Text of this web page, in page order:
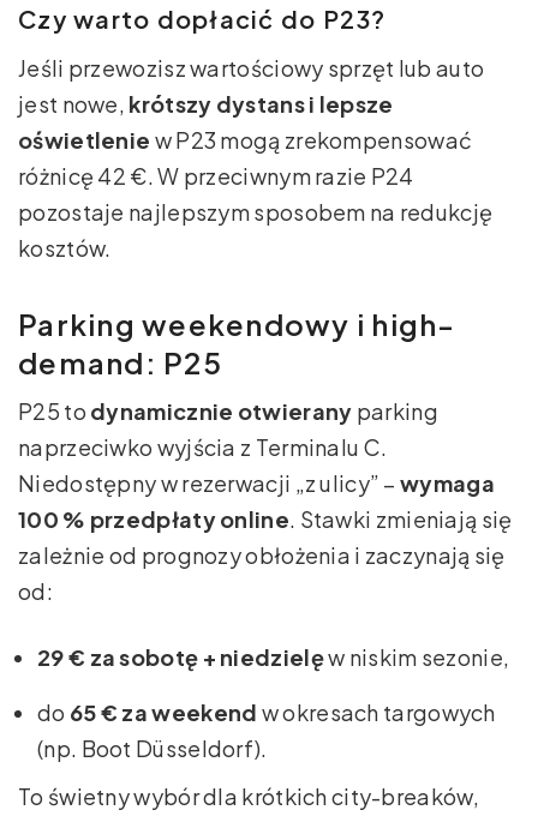
Czy warto dopłacić do P23?
Jeśli przewozisz wartościowy sprzęt lub auto
jest nowe, krótszy dystans i lepsze
oświetlenie w P23 mogą zrekompensować
różnicę 42 €. W przeciwnym razie P24
pozostaje najlepszym sposobem na redukcję
kosztów.
Parking weekendowy i high-
demand: P25
P25 to dynamicznie otwierany parking
naprzeciwko wyjścia z Terminalu C.
Niedostępny w rezerwacji „z ulicy” –wymaga
100 % przedpłaty online. Stawki zmieniają się
zależnie od prognozy obłożenia i zaczynają się
od:
29 € za sobotę + niedzielęw niskim sezonie,
do 65 € za weekend w okresach targowych
(np. Boot Düsseldorf).
To świetny wybór dla krótkich city-breaków,